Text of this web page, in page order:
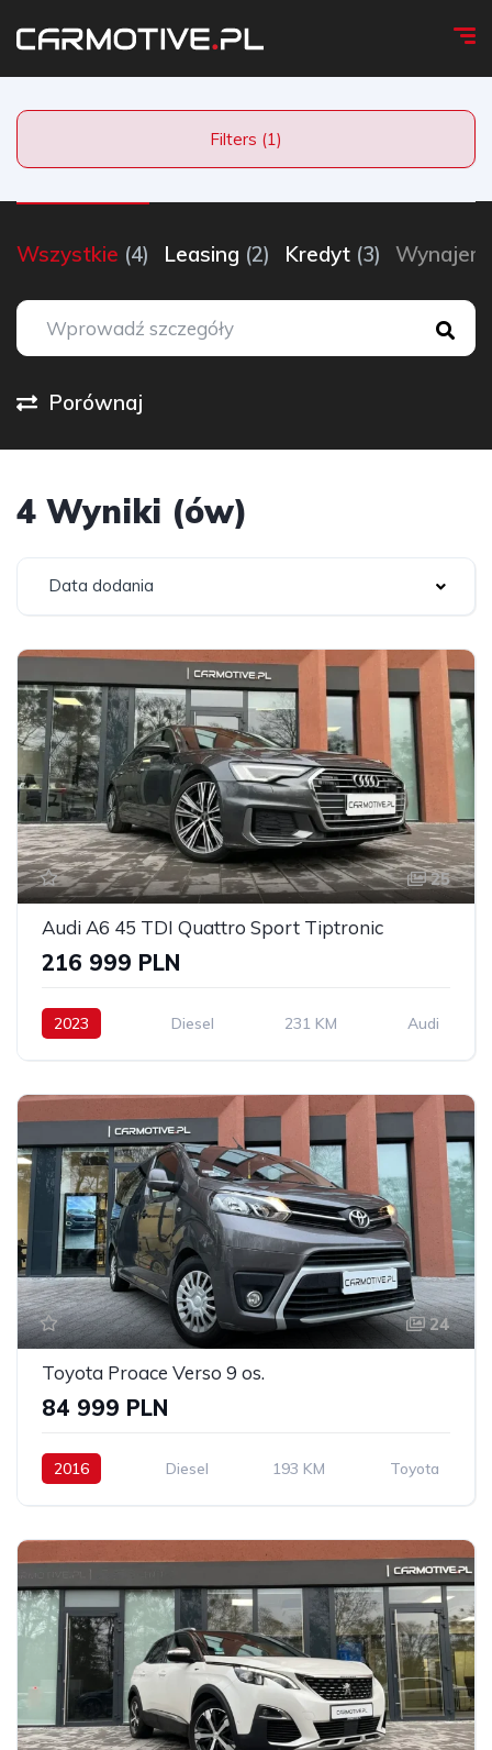
Filters (1)
Wszystkie (4) Leasing (2) Kredyt (3) Wynajem
Porównaj
4 Wyniki (ów)
Data dodania
25
Audi A6 45 TDI Quattro Sport Tiptronic
216 999 PLN
2023 Diesel 231 KM Audi
24
Toyota Proace Verso 9 os.
84 999 PLN
2016 Diesel 193 KM Toyota